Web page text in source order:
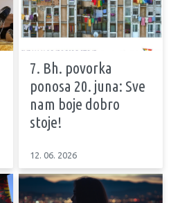
7. Bh. povorka
ponosa 20. juna: Sve
nam boje dobro
stoje!
12. 06. 2026